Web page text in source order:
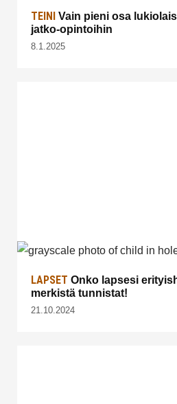
TEINI Vain pieni osa
jatko-opintoihin
8.1.2025
LAPSET Onko lapsesi
merkistä tunnistat!
21.10.2024